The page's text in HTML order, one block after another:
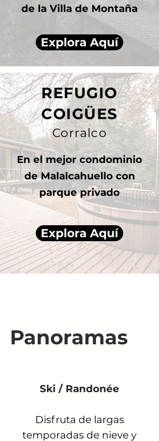
de la Villa de Montaña
Explora Aquí
REFUGIO
COIGÜES
Corralco
En el mejor condominio
de Malalcahuello con
parque privado
Explora Aquí
Panoramas
Ski / Randonée
Disfruta de largas
temporadas de nieve y